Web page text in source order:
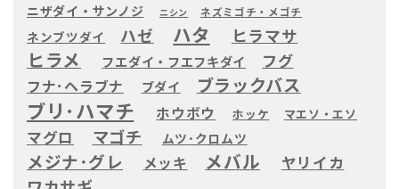
ニザダイ・サンノジ ニシン ネズミゴチ・メゴチ
ネンブツダイ ハゼ ハタ ヒラマサ
ヒラメ フエダイ・フエフキダイ フグ
フナ･ヘラブナ ブダイ ブラックバス
ブリ･ハマチ ホウボウ ホッケ マエソ・エソ
マグロ マゴチ ムツ･クロムツ
メジナ･グレ メッキ メバル ヤリイカ